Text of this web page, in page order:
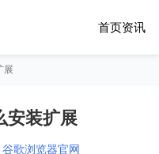
首页资讯
展
安装扩展
谷歌浏览器官网